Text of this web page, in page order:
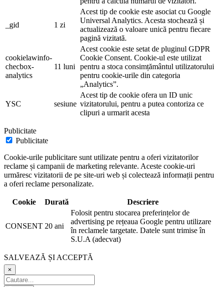
_gid 1 zi
Acest tip de cookie este asociat cu Google
Universal Analytics. Acesta stochează și
actualizează o valoare unică pentru fiecare
pagină vizitată.
cookielawinfo-
checbox-
analytics
11 luni
Acest cookie este setat de pluginul GDPR
Cookie Consent. Cookie-ul este utilizat
pentru a stoca consimțământul utilizatorului
pentru cookie-urile din categoria
„Analytics”.
YSC sesiune
Acest tip de cookie ofera un ID unic
vizitatorului, pentru a putea contoriza ce
clipuri a urmarit acesta
Publicitate
Publicitate
Cookie-urile publicitare sunt utilizate pentru a oferi vizitatorilor
reclame și campanii de marketing relevante. Aceste cookie-uri
urmăresc vizitatorii de pe site-uri web și colectează informații pentru
a oferi reclame personalizate.
Cookie Durată Descriere
CONSENT 20 ani
Folosit pentru stocarea preferințelor de
advertising pe rețeaua Google pentru utilizare
în reclamele targetate. Datele sunt trimise în
S.U.A (adecvat)
SALVEAZĂ ȘI ACCEPTĂ
×